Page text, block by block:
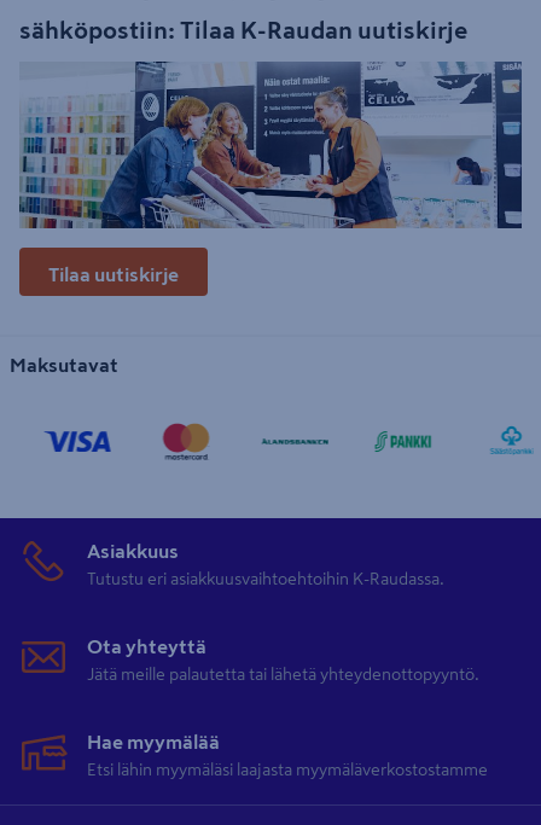
sähköpostiin: Tilaa K-Raudan uutiskirje
Tilaa uutiskirje
Maksutavat
Asiakkuus
Tutustu eri asiakkuusvaihtoehtoihin K-Raudassa.
Ota yhteyttä
Jätä meille palautetta tai lähetä yhteydenottopyyntö.
Hae myymälää
Etsi lähin myymäläsi laajasta myymäläverkostostamme